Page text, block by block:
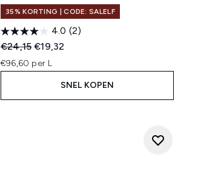
35% KORTING | CODE: SALELF
4.0 (2)
Recommended Retail Price:
€24,15Huidige prijs:
€19,32
€96,60 per L
SNEL KOPEN